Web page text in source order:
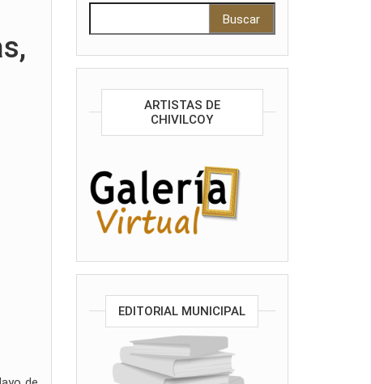
ARTISTAS DE
CHIVILCOY
EDITORIAL MUNICIPAL